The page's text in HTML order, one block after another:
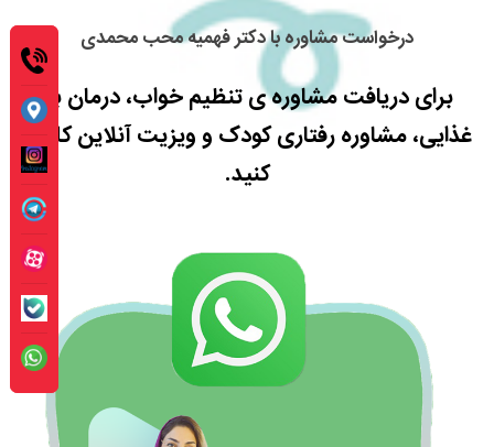
درخواست مشاوره با دکتر فهمیه محب محمدی
برای دریافت مشاوره ی تنظیم خواب، درمان بد
غذایی، مشاوره رفتاری کودک و ویزیت آنلاین کلیک
کنید.